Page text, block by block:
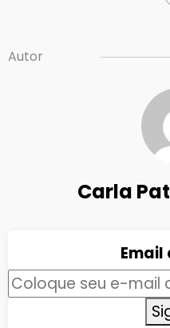
Autor
Carla
Email